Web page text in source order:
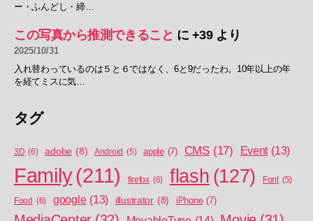
ー・ふんどし・締…
この写真から推測できること に +39より
2025/10/31
入れ替わっているのは５と６ではなく、6と9だったわ。10年以上の年
を経てミスに気…
タグ
3D (6) adobe (8) Android (5) apple (7) CMS (17) Event (13)
Family(211) firefox (6) flash (127) Font (5)
Food (6) google (13) illustrator (8) iPhone (7)